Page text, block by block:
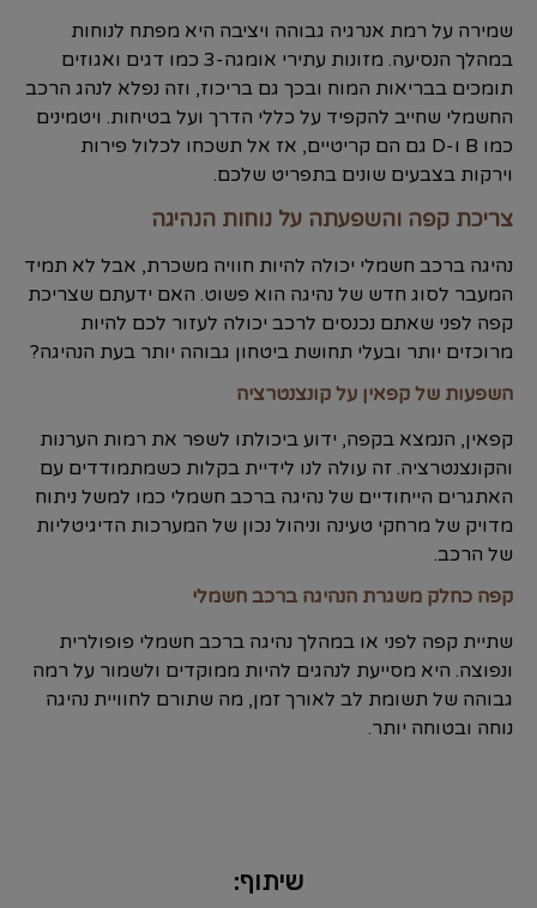
שמירה על רמת אנרגיה גבוהה ויציבה היא מפתח לנוחות
במהלך הנסיעה. מזונות עתירי אומגה-3 כמו דגים ואגוזים
תומכים בבריאות המוח ובכך גם בריכוז, וזה נפלא לנהג הרכב
החשמלי שחייב להקפיד על כללי הדרך ועל בטיחות. ויטמינים
כמו B ו-D גם הם קריטיים, אז אל תשכחו לכלול פירות
וירקות בצבעים שונים בתפריט שלכם.
צריכת קפה והשפעתה על נוחות הנהיגה
נהיגה ברכב חשמלי יכולה להיות חוויה משכרת, אבל לא תמיד
המעבר לסוג חדש של נהיגה הוא פשוט. האם ידעתם שצריכת
קפה לפני שאתם נכנסים לרכב יכולה לעזור לכם להיות
מרוכזים יותר ובעלי תחושת ביטחון גבוהה יותר בעת הנהיגה?
השפעות של קפאין על קונצנטרציה
קפאין, הנמצא בקפה, ידוע ביכולתו לשפר את רמות הערנות
והקונצנטרציה. זה עולה לנו לידיית בקלות כשמתמודדים עם
האתגרים הייחודיים של נהיגה ברכב חשמלי כמו למשל ניתוח
מדויק של מרחקי טעינה וניהול נכון של המערכות הדיגיטליות
של הרכב.
קפה כחלק משגרת הנהיגה ברכב חשמלי
שתיית קפה לפני או במהלך נהיגה ברכב חשמלי פופולרית
ונפוצה. היא מסייעת לנהגים להיות ממוקדים ולשמור על רמה
גבוהה של תשומת לב לאורך זמן, מה שתורם לחוויית נהיגה
נוחה ובטוחה יותר.
שיתוף: